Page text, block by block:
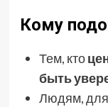
Кому
Тем, кто
быть
Людям,